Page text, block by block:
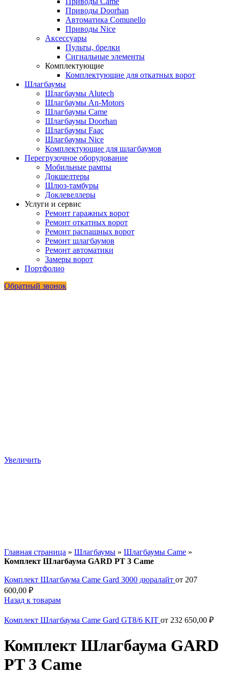
Приводы Doorhan
Автоматика Comunello
Приводы Nice
Аксессуары
Пульты, брелки
Сигнальные элементы
Комплектующие
Комплектующие для откатных ворот
Шлагбаумы
Шлагбаумы Alutech
Шлагбаумы An-Motors
Шлагбаумы Came
Шлагбаумы Doorhan
Шлагбаумы Faac
Шлагбаумы Nice
Комплектующие для шлагбаумов
Перегрузочное оборудование
Мобильные рампы
Докшелтеры
Шлюз-тамбуры
Доклевеллеры
Услуги и сервис
Ремонт гаражных ворот
Ремонт откатных ворот
Ремонт распашных ворот
Ремонт шлагбаумов
Ремонт автоматики
Замеры ворот
Портфолио
Обратный звонок
Увеличить
Главная страница » Шлагбаумы » Шлагбаумы Came »
Комплект Шлагбаума GARD PT 3 Came
Комплект Шлагбаума Came Gard 3000 дюралайт от 207
600,00 ₽
Назад к товарам
Комплект Шлагбаума Came Gard GT8/6 KIT от 232 650,00 ₽
Комплект Шлагбаума GARD
PT 3 Came